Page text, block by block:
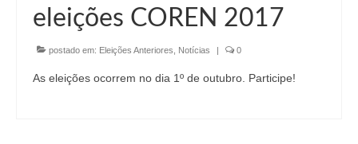
eleições COREN 2017
postado em: Eleições Anteriores Notícias | 0
As eleições ocorrem no dia 1º de outubro. Participe!